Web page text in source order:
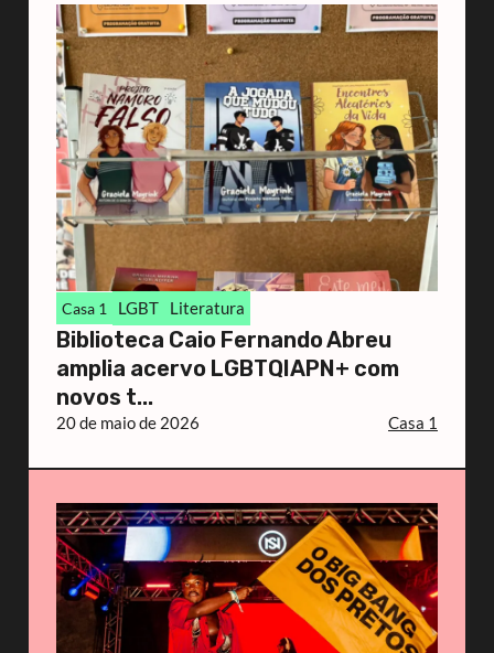
Casa 1 LGBT Literatura
Biblioteca Caio Fernando Abreu
amplia acervo LGBTQIAPN+ com
novos t...
20 de maio de 2026 Casa 1